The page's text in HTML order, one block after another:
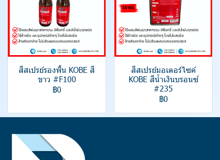
สีสเปรย์รองพื้น KOBE สี
ขาว #F100
฿0
สีสเปรย์มอเตอร์ไซค์
KOBE สีน้ำเงินบรอนซ์
#235
฿0